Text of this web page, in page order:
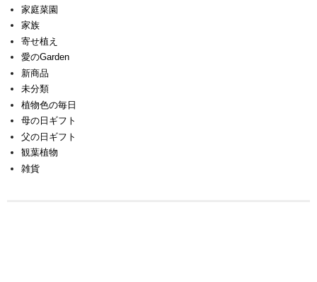
家庭菜園
家族
寄せ植え
愛のGarden
新商品
未分類
植物色の毎日
母の日ギフト
父の日ギフト
観葉植物
雑貨